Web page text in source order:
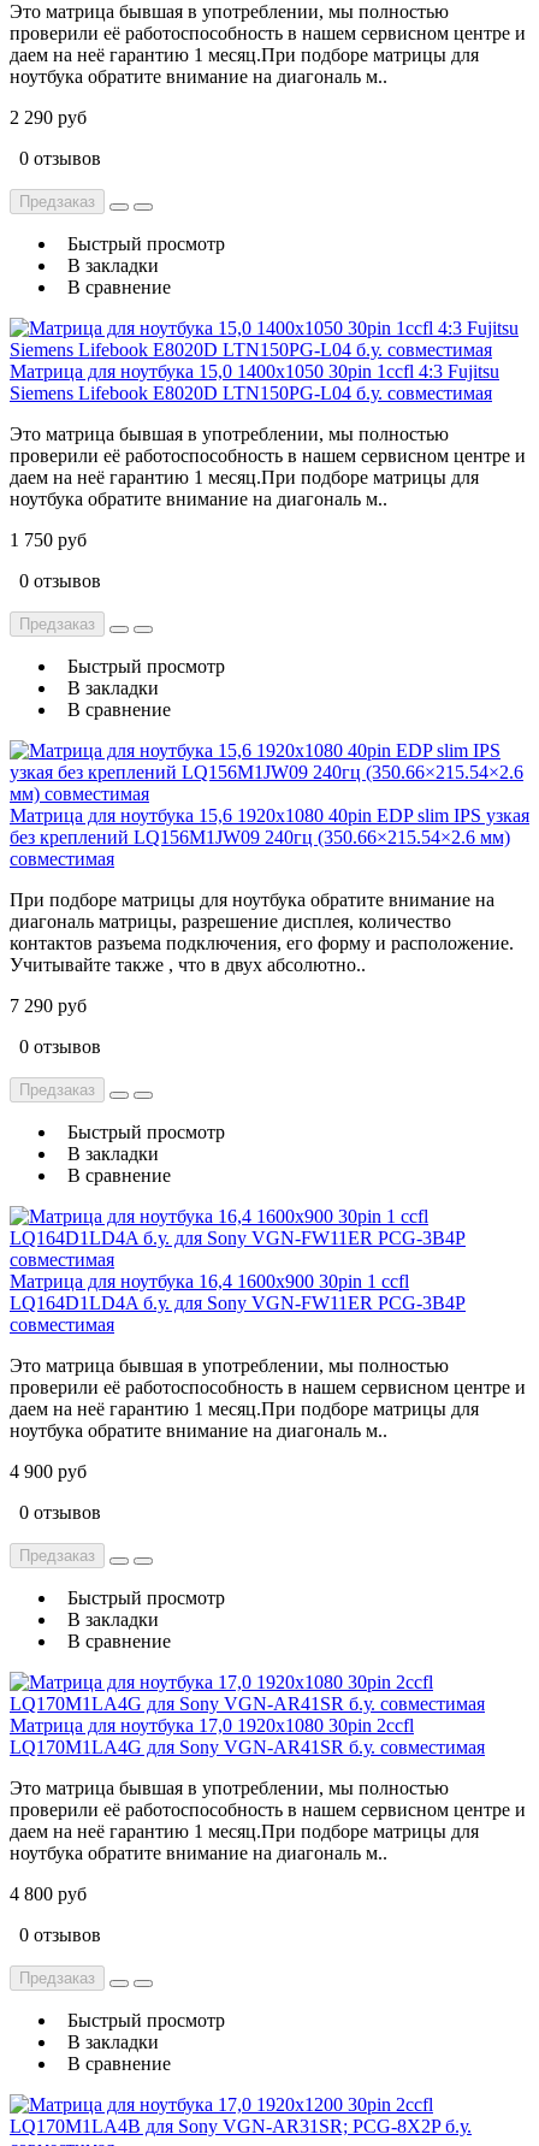
Это матрица бывшая в употреблении, мы полностью
проверили её работоспособность в нашем сервисном центре и
даем на неё гарантию 1 месяц.При подборе матрицы для
ноутбука обратите внимание на диагональ м..
2 290 руб
0 отзывов
Предзаказ
Быстрый просмотр
В закладки
В сравнение
Матрица для ноутбука 15,0 1400x1050 30pin 1ccfl 4:3 Fujitsu
Siemens Lifebook E8020D LTN150PG-L04 б.у. cовместимая
Это матрица бывшая в употреблении, мы полностью
проверили её работоспособность в нашем сервисном центре и
даем на неё гарантию 1 месяц.При подборе матрицы для
ноутбука обратите внимание на диагональ м..
1 750 руб
0 отзывов
Предзаказ
Быстрый просмотр
В закладки
В сравнение
Матрица для ноутбука 15,6 1920x1080 40pin EDP slim IPS узкая
без креплений LQ156M1JW09 240гц (350.66×215.54×2.6 мм)
cовместимая
При подборе матрицы для ноутбука обратите внимание на
диагональ матрицы, разрешение дисплея, количество
контактов разъема подключения, его форму и расположение.
Учитывайте также , что в двух абсолютно..
7 290 руб
0 отзывов
Предзаказ
Быстрый просмотр
В закладки
В сравнение
Матрица для ноутбука 16,4 1600x900 30pin 1 ccfl
LQ164D1LD4A б.у. для Sony VGN-FW11ER PCG-3B4P
cовместимая
Это матрица бывшая в употреблении, мы полностью
проверили её работоспособность в нашем сервисном центре и
даем на неё гарантию 1 месяц.При подборе матрицы для
ноутбука обратите внимание на диагональ м..
4 900 руб
0 отзывов
Предзаказ
Быстрый просмотр
В закладки
В сравнение
Матрица для ноутбука 17,0 1920x1080 30pin 2ccfl
LQ170M1LA4G для Sony VGN-AR41SR б.у. cовместимая
Это матрица бывшая в употреблении, мы полностью
проверили её работоспособность в нашем сервисном центре и
даем на неё гарантию 1 месяц.При подборе матрицы для
ноутбука обратите внимание на диагональ м..
4 800 руб
0 отзывов
Предзаказ
Быстрый просмотр
В закладки
В сравнение